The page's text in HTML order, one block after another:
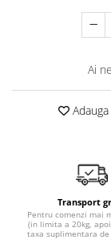
Ai
Adauga
Transport
Pentru comenzi mai
(in limita a 20kg,
taxa suplimentara